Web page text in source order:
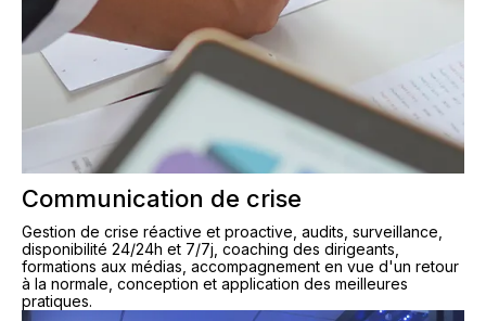
Communication de crise
Gestion de crise réactive et proactive, audits, surveillance,
disponibilité 24/24h et 7/7j, coaching des dirigeants,
formations aux médias, accompagnement en vue d'un retour
à la normale, conception et application des meilleures
pratiques.